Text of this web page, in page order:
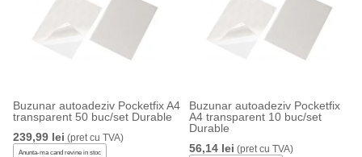
Buzunar autoadeziv Pocketfix A4
transparent 50 buc/set Durable
239,99 lei (pret cu TVA)
Anunta-ma cand revine in stoc
Buzunar autoadeziv Pocketfix
A4 transparent 10 buc/set
Durable
56,14 lei (pret cu TVA)